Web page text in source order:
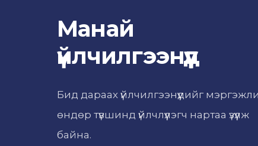
Манай
үйлчилгээнүүд
Бид дараах үйлчилгээнүүдийг
өндөр түвшинд үйлчлүүлэгч нартаа үзүүлж
байна.